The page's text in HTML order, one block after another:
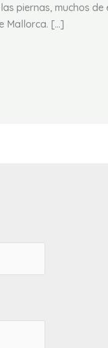
piernas, muchos
Mallorca. […]